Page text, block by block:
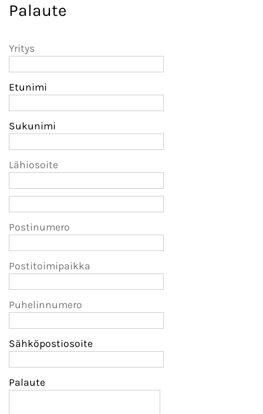
Palaute
Yritys
Etunimi
Sukunimi
Lähiosoite
Postinumero
Postitoimipaikka
Puhelinnumero
Sähköpostiosoite
Palaute